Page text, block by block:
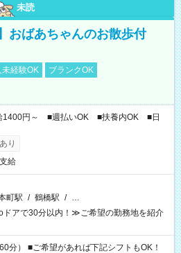
未読
おばあちゃんのお散歩付
未経験OK
ブランクOK
1400円～ ■週払いOK ■扶養内OK ■日
り
給
町駅 / 鶴橋駅 / …
アで30分以内！≫ご希望の勤務地を紹介
フトもOK！